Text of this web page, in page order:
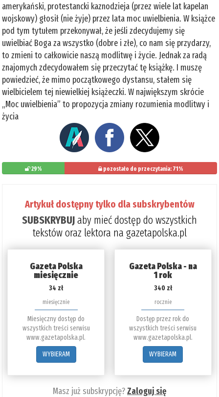
amerykański, protestancki kaznodzieja (przez wiele lat kapelan
wojskowy) głosił (nie żyje) przez lata moc uwielbienia. W książce
pod tym tytułem przekonywał, że jeśli zdecydujemy się
uwielbiać Boga za wszystko (dobre i złe), co nam się przydarzy,
to zmieni to całkowicie naszą modlitwę i życie. Jednak za radą
znajomych zdecydowałem się przeczytać tę książkę. I muszę
powiedzieć, że mimo początkowego dystansu, stałem się
wielbicielem tej niewielkiej książeczki. W największym skrócie
„Moc uwielbienia” to propozycja zmiany rozumienia modlitwy i
życia
29% pozostało do przeczytania: 71%
Artykuł dostępny tylko dla subskrybentów
SUBSKRYBUJaby mieć dostęp do wszystkich
tekstów oraz lektora na gazetapolska.pl
Gazeta Polska
miesięcznie
34 zł
miesięcznie
Miesięczny dostęp do
wszystkich treści serwisu
www.gazetapolska.pl.
WYBIERAM
Gazeta Polska - na
1 rok
340 zł
rocznie
Dostęp przez rok do
wszystkich treści serwisu
www.gazetapolska.pl.
WYBIERAM
Masz już subskrypcję?Zaloguj się